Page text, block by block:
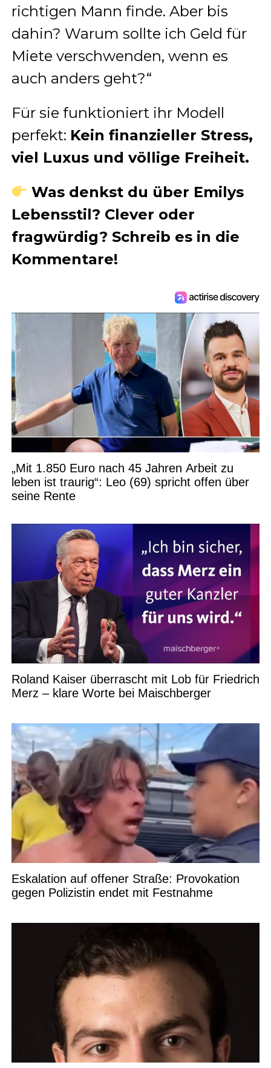
richtigen Mann finde. Aber bis
dahin? Warum sollte ich Geld für
Miete verschwenden, wenn es
auch anders geht?“
Für sie funktioniert ihr Modell
perfekt: Kein finanzieller Stress,
viel Luxus und völlige Freiheit.
Was denkst du über Emilys
Lebensstil? Clever oder
fragwürdig? Schreib es in die
Kommentare!
„Mit 1.850 Euro nach 45 Jahren Arbeit zu
leben ist traurig“: Leo (69) spricht offen über
seine Rente
Roland Kaiser überrascht mit Lob für Friedrich
Merz – klare Worte bei Maischberger
Eskalation auf offener Straße: Provokation
gegen Polizistin endet mit Festnahme